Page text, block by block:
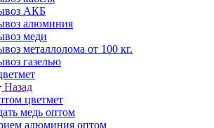
АКБ
алюминия
меди
металлолома от 100 кг.
газелью
Назад
цветмет
медь оптом
алюминия оптом